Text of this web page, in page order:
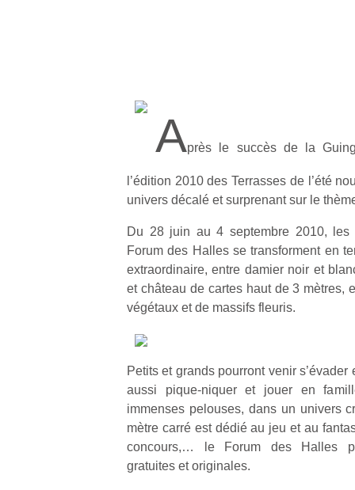
Après le succès de la
l’édition 2010 des Terrasses de l’été
univers décalé et surprenant sur le
Du 28 juin au 4 septembre 2010,
Forum des Halles se transforment en
extraordinaire, entre damier noir et
et château de cartes haut de 3 mètres,
végétaux et de massifs fleuris.
Petits et grands pourront venir
aussi pique-niquer et jouer en
immenses pelouses, dans un univers
mètre carré est dédié au jeu et au
concours,… le Forum des Halles
gratuites et originales.